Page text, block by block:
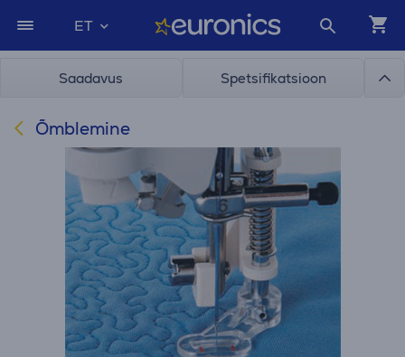
ET
Saadavus Spetsifikatsioon
Õmblemine